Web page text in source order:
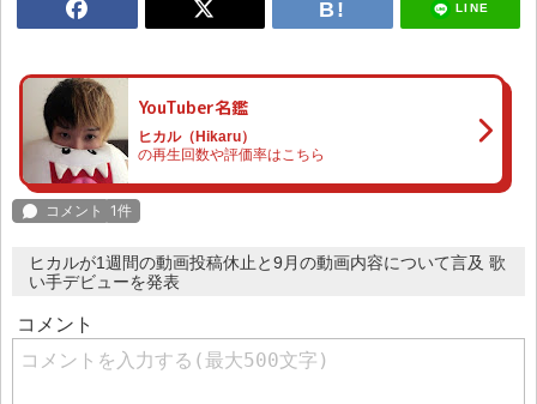
LINE
YouTuber名鑑
ヒカル（Hikaru）
の再生回数や評価率はこちら
ヒカルが1週間の動画投稿休止と9月の動画内容について言及 歌
い手デビューを発表